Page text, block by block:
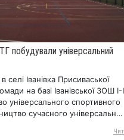
побудували універсальний
селі Іванівка Присиваської
на базі Іванівської ЗОШ І-
універсального спортивного
сучасного універсальн…